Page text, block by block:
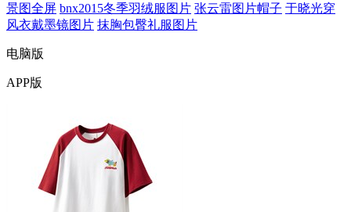
景图全屏 bnx2015冬季羽绒服图片 张云雷图片帽子 于晓光穿
风衣戴墨镜图片 抹胸包臀礼服图片
电脑版
APP版